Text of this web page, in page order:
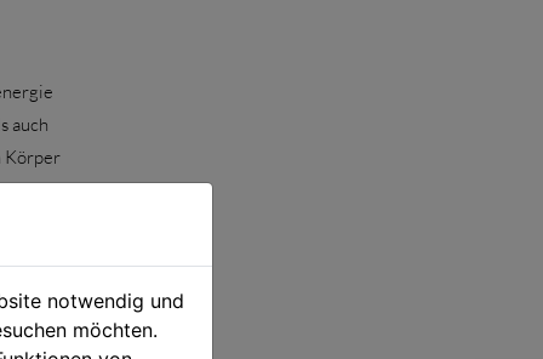
auch
Körper
notwendig und
möchten.